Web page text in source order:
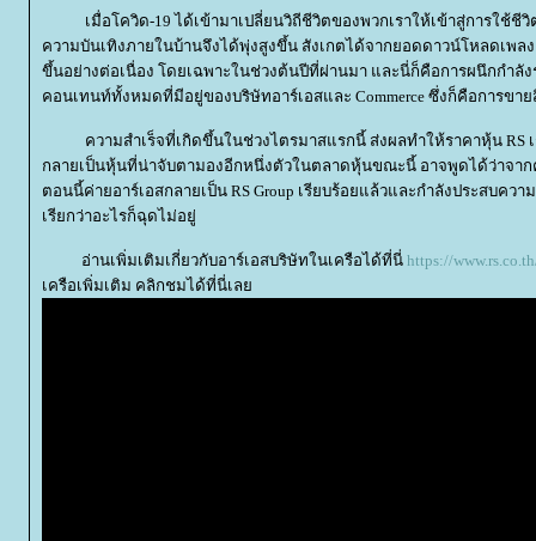
เมื่อโควิด-19 ได้เข้ามาเปลี่ยนวิถีชีวิตของพวกเราให้เข้าสู่การใช้ชีวิต
ความบันเทิงภายในบ้านจึงได้พุ่งสูงขึ้น สังเกตได้จากยอดดาวน์โหลดเพล
ขึ้นอย่างต่อเนื่อง โดยเฉพาะในช่วงต้นปีที่ผ่านมา และนี่ก็คือการผนึกกำลัง
คอนเทนท์ทั้งหมดที่มีอยู่ของบริษัทอาร์เอสและ Commerce ซึ่งก็คือการขา
ความสำเร็จที่เกิดขึ้นในช่วงไตรมาสแรกนี้ ส่งผลทำให้ราคาหุ้น RS เ
กลายเป็นหุ้นที่น่าจับตามองอีกหนึ่งตัวในตลาดหุ้นขณะนี้ อาจพูดได้ว่าจาก
ตอนนี้ค่ายอาร์เอสกลายเป็น RS Group เรียบร้อยแล้วและกำลังประสบควา
เรียกว่าอะไรก็ฉุดไม่อยู่
อ่านเพิ่มเติมเกี่ยวกับอาร์เอสบริษัทในเครือได้ที่นี่ https://
เครือเพิ่มเติม คลิกชมได้ที่นี่เล